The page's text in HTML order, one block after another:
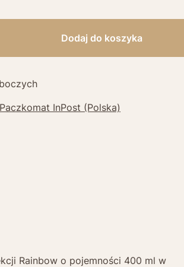
Dodaj do koszyka
InPost (Polska)
Rainbow o pojemności 400 ml w